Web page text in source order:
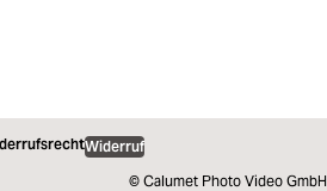
Widerruf
© Calumet Photo Video GmbH